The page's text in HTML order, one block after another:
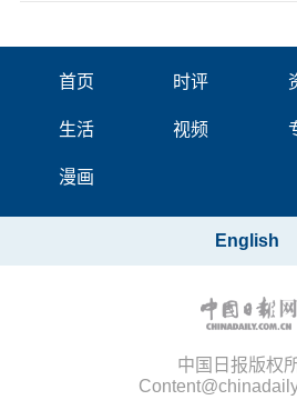
首页 时评
生活 视频
漫画
English
中国日报版权